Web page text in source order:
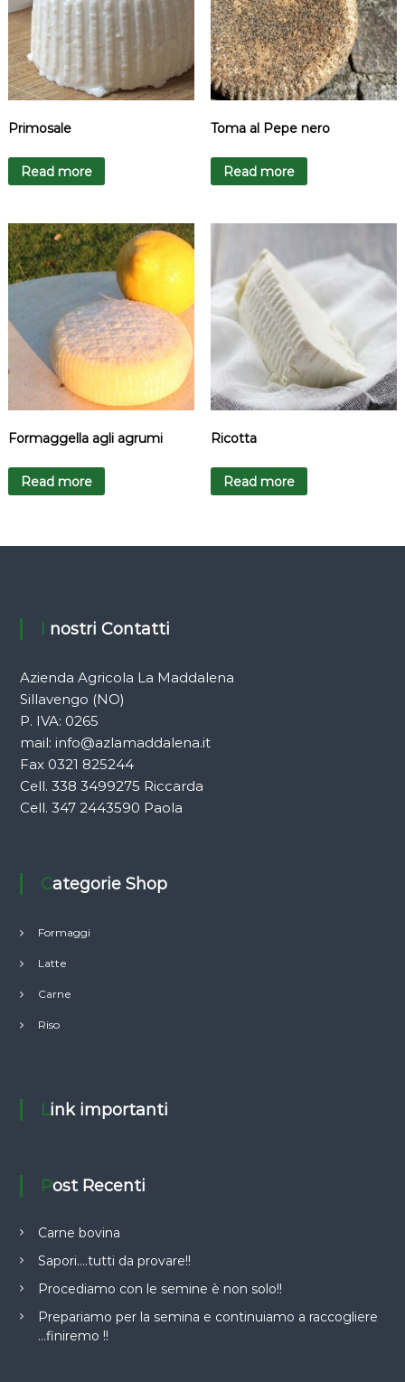
Primosale
Read more
Toma al Pepe nero
Read more
Formaggella agli agrumi
Read more
Ricotta
Read more
I nostri Contatti
Azienda Agricola La Maddalena
Sillavengo (NO)
P. IVA: 0265
mail: info@azlamaddalena.it
Fax 0321 825244
Cell. 338 3499275 Riccarda
Cell. 347 2443590 Paola
Categorie Shop
Formaggi
Latte
Carne
Riso
Link importanti
Post Recenti
Carne bovina
Sapori….tutti da provare!!
Procediamo con le semine è non solo!!
Prepariamo per la semina e continuiamo a raccogliere
…finiremo !!